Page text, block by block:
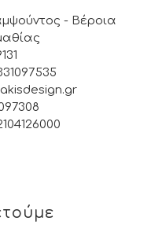
- Βέροια